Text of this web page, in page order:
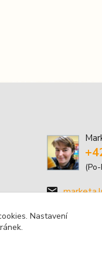
Nastavení